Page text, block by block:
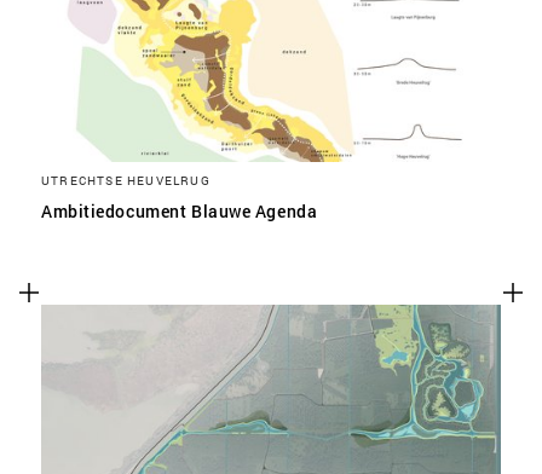
UTRECHTSE HEUVELRUG
Ambitiedocument Blauwe Agenda